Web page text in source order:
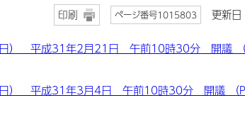
印刷 ページ番号1015803 更新
日） 平成31年2月21日 午前10時30分 開議
日） 平成31年3月4日 午前10時30分 開議 （